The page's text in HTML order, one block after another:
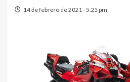
14 de febrero de 2021 - 5:25 pm